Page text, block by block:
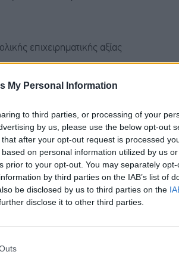
My Personal Information
to third parties, or processing of your
by us, please use the below opt-out
after your opt-out request is processed
on personal information utilized by us
prior to your opt-out. You may separately
by third parties on the IAB’s list of
be disclosed by us to third parties on the
disclose it to other third parties.
επιχειρηματικής αξίας
μητρική (recourse debt)
νέων greenfield
τις επιδόσεις του.